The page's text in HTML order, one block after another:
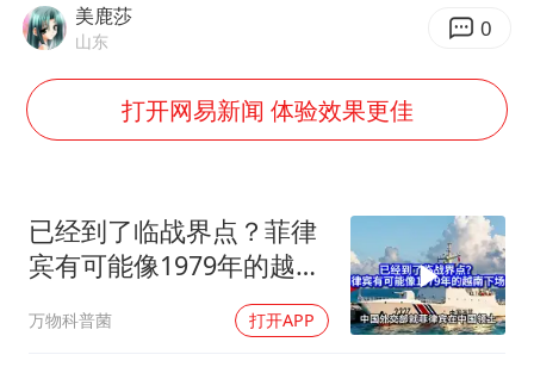
2025年小学教师减少13.19万
《龙餐馆》 冲奖
笔试第一被劝弃考涉事副校长被撤职
奋力开创中国式现代化建设新局面
美鹿莎
山东 0
打开网易新闻 体验效果更佳
已经到了临战界点？菲律
宾有可能像1979年的越南
万物科普菌 打开APP